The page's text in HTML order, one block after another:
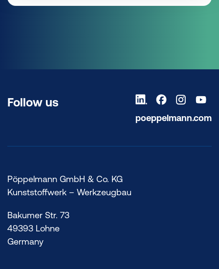
Follow us
poeppelmann.com
Pöppelmann GmbH & Co. KG
Kunststoffwerk – Werkzeugbau
Bakumer Str. 73
49393 Lohne
Germany